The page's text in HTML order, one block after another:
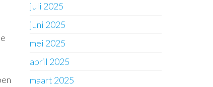
juli 2025
juni 2025
mei 2025
april 2025
maart 2025